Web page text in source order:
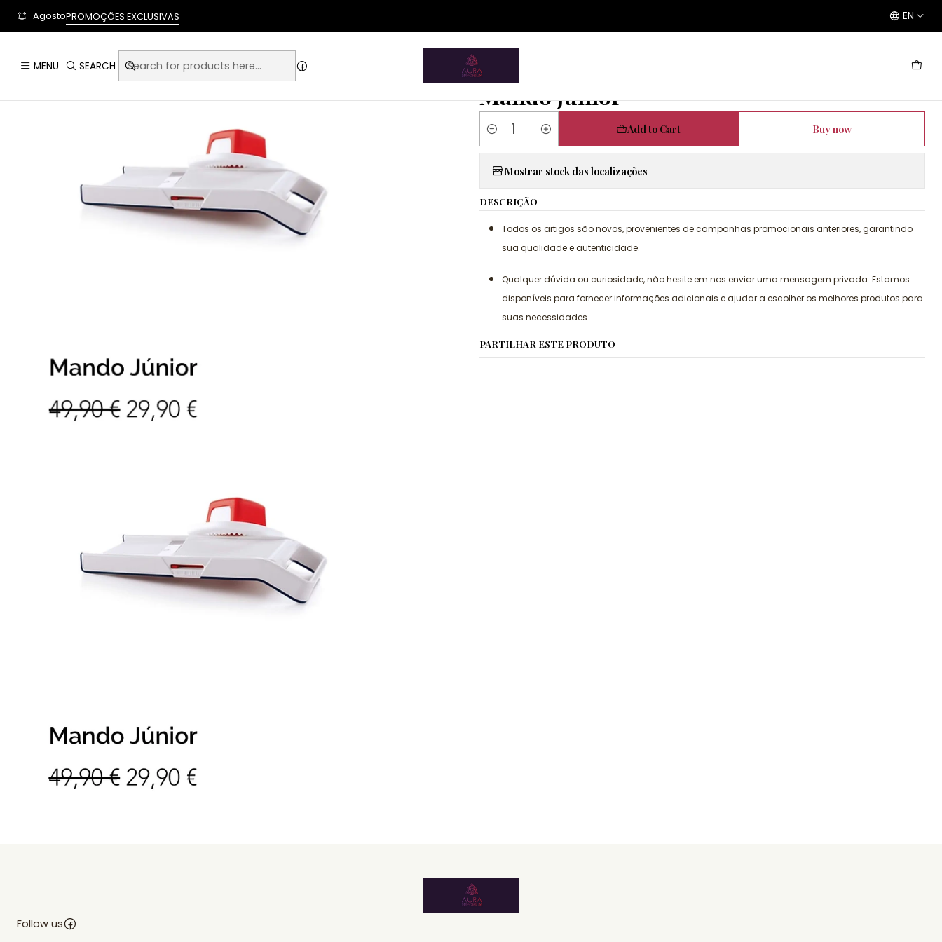
User-agent: * Allow: / Sitemap: https://www.auraemporium.pt/sitemap.xml
MENU SEARCH
AgostoPROMOÇÕES EXCLUSIVAS
EN
Home
Tupperware Mando Júnior
|
Mando Júnior
Quantity
Add to Cart Buy now
Mostrar stock das localizações
DESCRIÇÃO
Todos os artigos são novos, provenientes de campanhas promocionais anteriores, garantindo
sua qualidade e autenticidade.
Qualquer dúvida ou curiosidade, não hesite em nos enviar uma mensagem privada. Estamos
disponíveis para fornecer informações adicionais e ajudar a escolher os melhores produtos para
suas necessidades.
PARTILHAR ESTE PRODUTO
Follow us